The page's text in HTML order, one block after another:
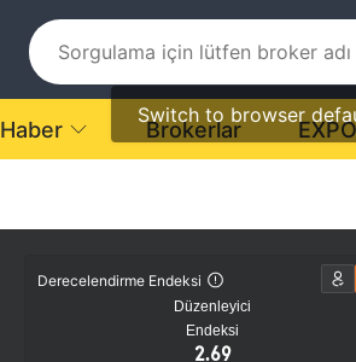
Switch to browser
Haber Brokerlar EXPO
Derecelendirme Endeksi
Düzenleyici
Endeksi
2.69